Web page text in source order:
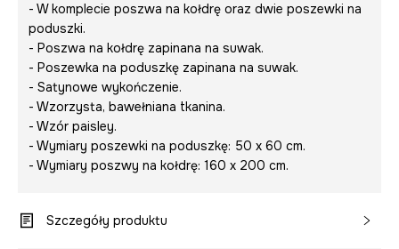
- W komplecie poszwa na kołdrę oraz dwie poszewki na
poduszki.
- Poszwa na kołdrę zapinana na suwak.
- Poszewka na poduszkę zapinana na suwak.
- Satynowe wykończenie.
- Wzorzysta, bawełniana tkanina.
- Wzór paisley.
- Wymiary poszewki na poduszkę: 50 x 60 cm.
- Wymiary poszwy na kołdrę: 160 x 200 cm.
Szczegóły produktu